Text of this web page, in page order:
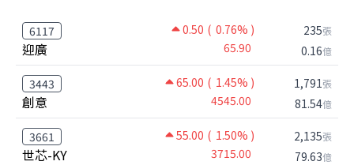
6117 0.50 ( 0.76% )
迎廣 65.90
235張
0.16億
3443 65.00 ( 1.45% )
創意 4545.00
1,791張
81.54億
3661 55.00 ( 1.50% )
世芯-KY 3715.00
2,135張
79.63億